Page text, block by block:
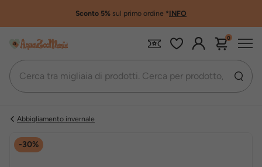
Sconto 5% sul primo ordine *INFO
0
Abbigliamento invernale
-30%